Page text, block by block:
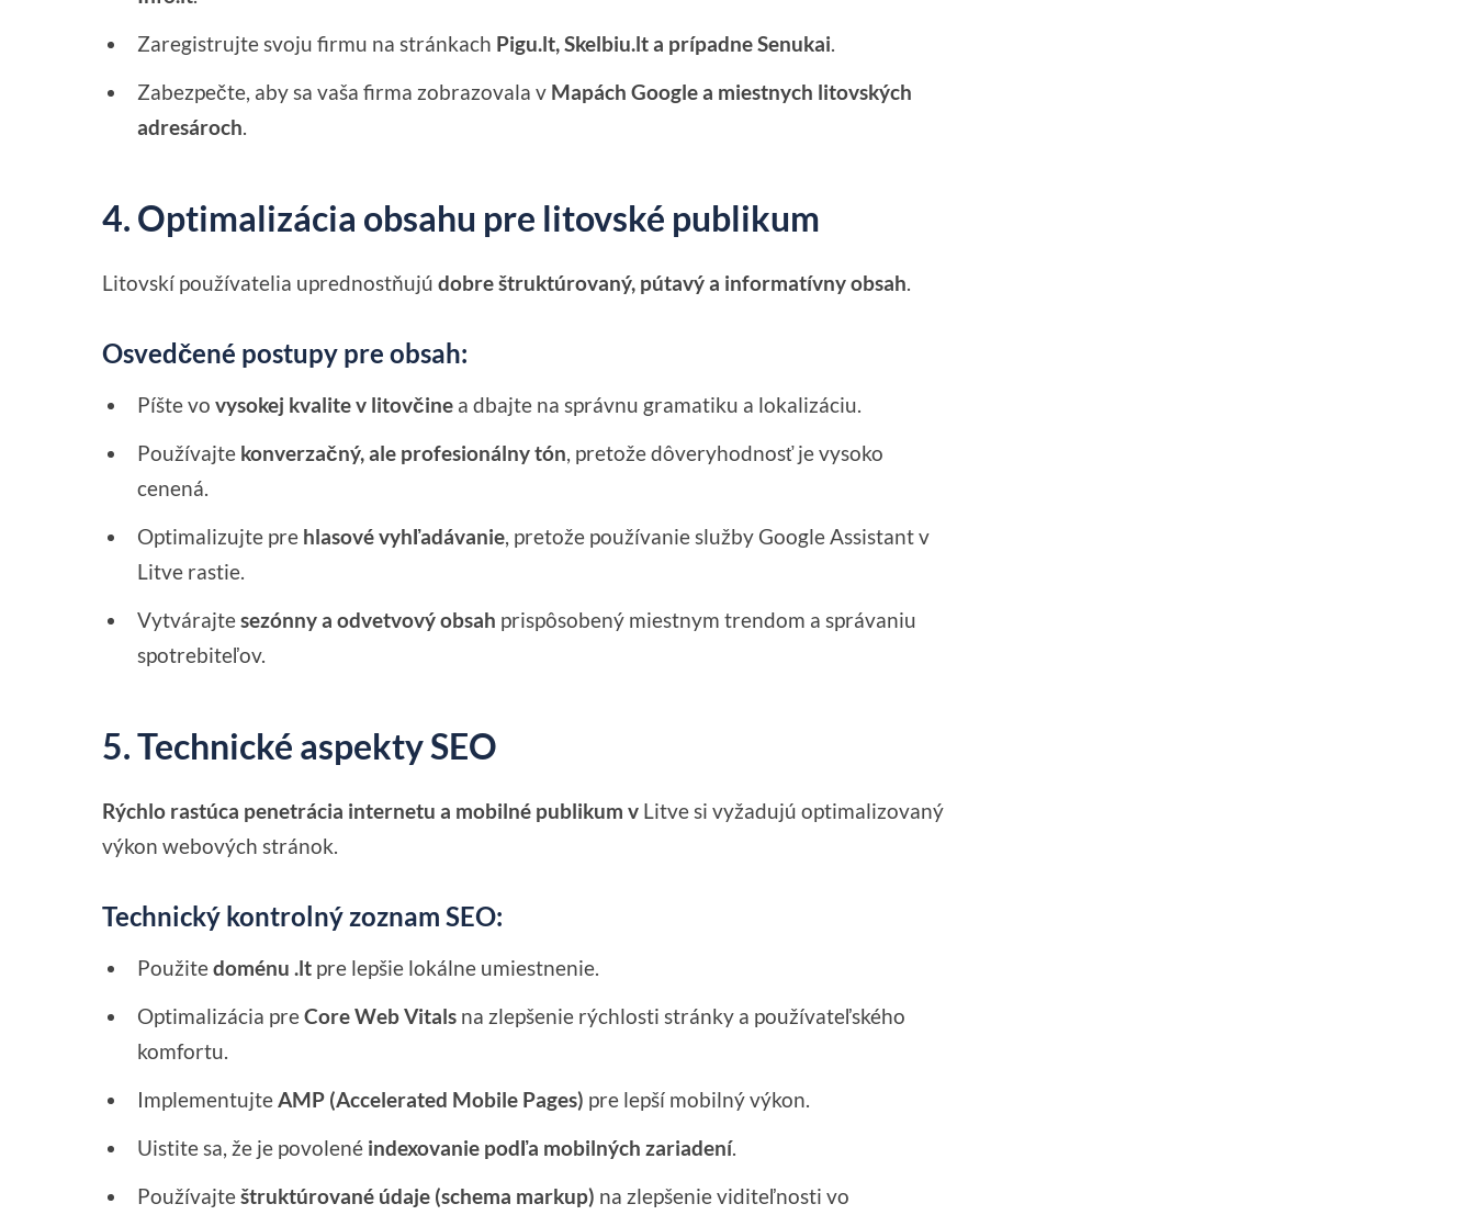
Zaregistrujte svoju firmu na stránkach Pigu.lt, Skelbiu.lt a prípadne Senukai.
Zabezpečte, aby sa vaša firma zobrazovala v Mapách Google a miestnych litovských
adresároch.
4. Optimalizácia obsahu pre litovské publikum
Litovskí používatelia uprednostňujúdobre štruktúrovaný, pútavý a informatívny obsah.
Osvedčené postupy pre obsah:
Píšte vovysokej kvalite v litovčine a dbajte na správnu gramatiku a lokalizáciu.
Používajte konverzačný, ale profesionálny tón, pretože dôveryhodnosť je vysoko
cenená.
Optimalizujte pre hlasové vyhľadávanie, pretože používanie služby Google Assistant v
Litve rastie.
Vytvárajtesezónny a odvetvový obsah prispôsobený miestnym trendom a správaniu
spotrebiteľov.
5. Technické aspekty SEO
Rýchlo rastúca penetrácia internetu a mobilné publikum v Litve si vyžadujú optimalizovaný
výkon webových stránok.
Technický kontrolný zoznam SEO:
Použitedoménu .lt pre lepšie lokálne umiestnenie.
Optimalizácia preCore Web Vitals na zlepšenie rýchlosti stránky a používateľského
komfortu.
ImplementujteAMP (Accelerated Mobile Pages) pre lepší mobilný výkon.
Uistite sa, že je povolené indexovanie podľa mobilných zariadení.
Používajteštruktúrované údaje (schema markup) na zlepšenie viditeľnosti vo